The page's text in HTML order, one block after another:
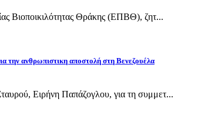
Βιοποικιλότητας Θράκης (ΕΠΒΘ), ζητ...
την ανθρωπιστικη αποστολή στη Βενεζουέλα
Ειρήνη Παπάζογλου, για τη συμμετ...